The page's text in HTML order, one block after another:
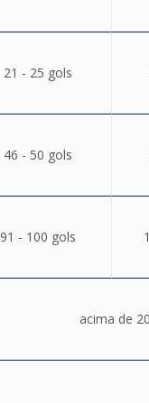
21 - 25 gols
46 - 50 gols
91 - 100 gols
acima de